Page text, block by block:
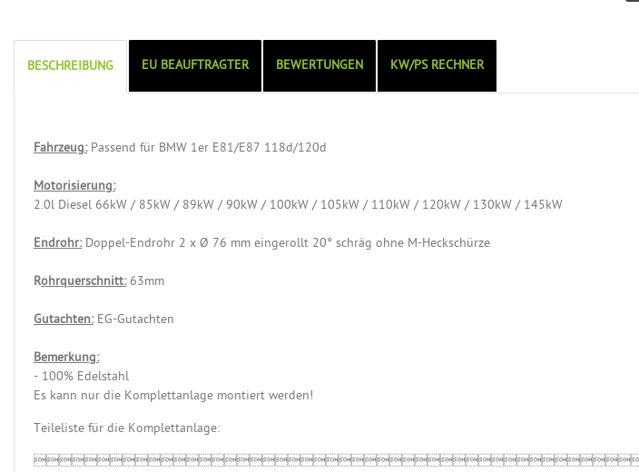
BESCHREIBUNG EU BEAUFTRAGTER BEWERTUNGEN KW/PS RECHNER
Fahrzeug:Passend für BMW 1er E81/E87 118d/120d
Motorisierung:
2.0l Diesel 66kW / 85kW / 89kW / 90kW / 100kW / 105kW / 110kW / 120kW / 130kW / 145kW
Endrohr:Doppel-Endrohr 2 x Ø 76 mm eingerollt 20° schräg ohne M-Heckschürze
Rohrquerschnitt:63mm
Gutachten:EG-Gutachten
Bemerkung:
- 100% Edelstahl
Es kann nur die Komplettanlage montiert werden!
Teileliste für die Komplettanlage: